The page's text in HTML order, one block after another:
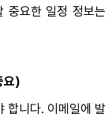
중요한 일정 정보는
요)
합니다. 이메일에 발